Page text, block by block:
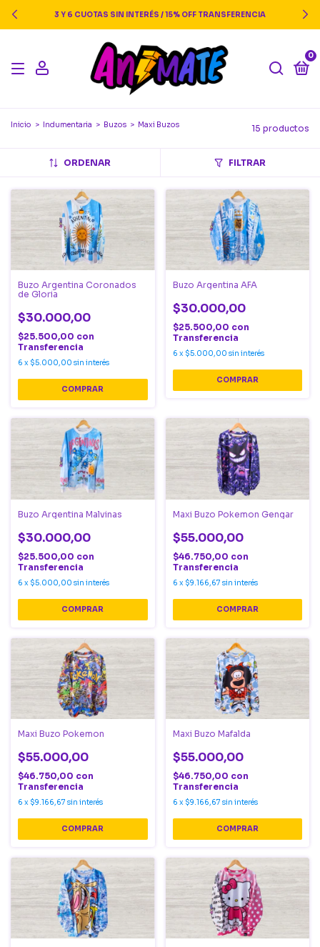
3 Y 6 CUOTAS SIN INTERÉS / 15% OFF TRANSFERENCIA
0
Inicio > Indumentaria > Buzos > Maxi Buzos 15 productos
ORDENAR FILTRAR
Buzo Argentina Coronados
de Gloria
$30.000,00
$25.500,00 con
Transferencia
6 x $5.000,00 sin interés
Buzo Argentina AFA
$30.000,00
$25.500,00 con
Transferencia
6 x $5.000,00 sin interés
Buzo Argentina Malvinas
$30.000,00
$25.500,00 con
Transferencia
6 x $5.000,00 sin interés
Maxi Buzo Pokemon Gengar
$55.000,00
$46.750,00 con
Transferencia
6 x $9.166,67 sin interés
COMPRAR
Maxi Buzo Pokemon
$55.000,00
$46.750,00 con
Transferencia
6 x $9.166,67 sin interés
COMPRAR
Maxi Buzo Mafalda
$55.000,00
$46.750,00 con
Transferencia
6 x $9.166,67 sin interés
COMPRAR